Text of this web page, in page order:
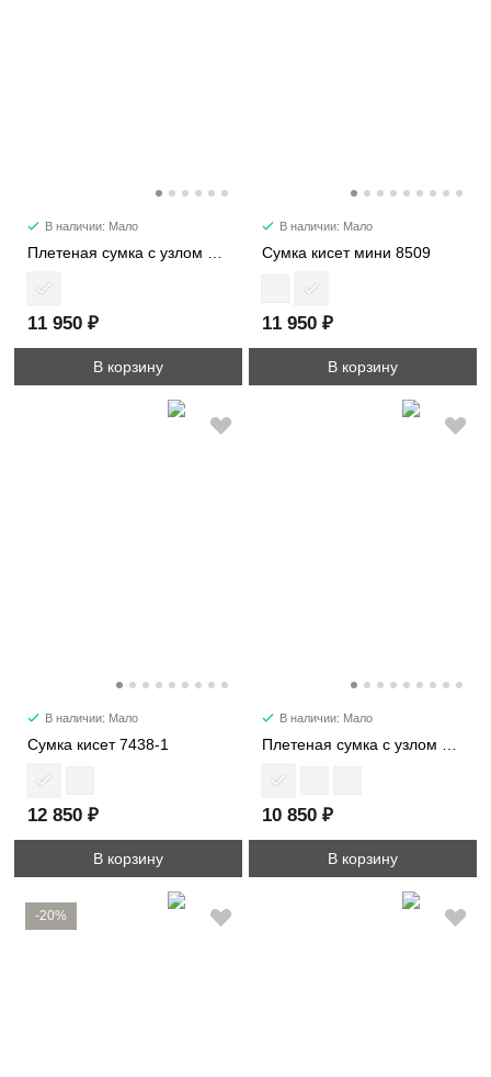
В наличии: Мало
11 950 ₽
В корзину
В наличии: Мало
Сумка кисет мини 8509
11 950 ₽
В корзину
В наличии: Мало
Сумка кисет 7438-1
12 850 ₽
В корзину
В наличии: Мало
Плетеная сумка с узлом мини 6502-1
10 850 ₽
В корзину
-20%